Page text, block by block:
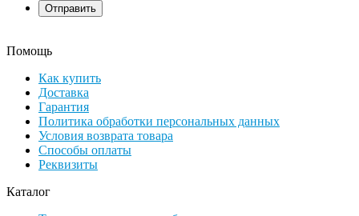
Помощь
Как купить
Доставка
Гарантия
Политика обработки персональных данных
Условия возврата товара
Способы оплаты
Реквизиты
Каталог